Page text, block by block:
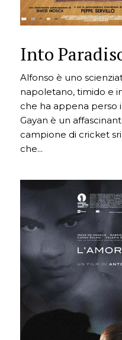
Into
Alfonso è uno
napoletano, timido e
che ha appena perso
Gayan è un
campione di cricket
che...